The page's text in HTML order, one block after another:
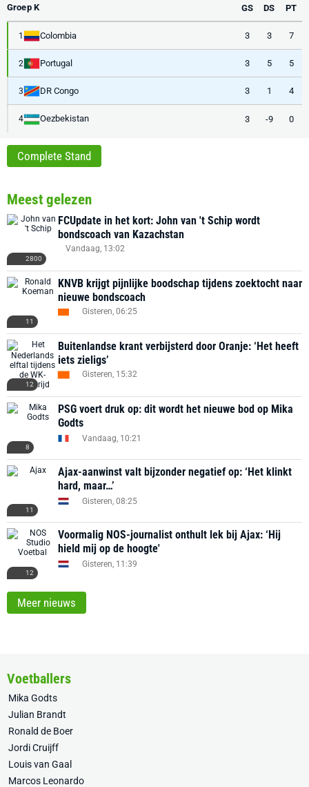
Groep K GS DS PT
1 Colombia 3 3 7
2 Portugal 3 5 5
3 DR Congo 3 1 4
4 Oezbekistan 3 -9 0
Complete Stand
Meest gelezen
2800
FCUpdate in het kort: John van 't Schip wordt
bondscoach van Kazachstan
Vandaag, 13:02
11
KNVB krijgt pijnlijke boodschap tijdens zoektocht naar
nieuwe bondscoach
Gisteren, 06:25
12
Buitenlandse krant verbijsterd door Oranje: ‘Het heeft
iets zieligs’
Gisteren, 15:32
8
PSG voert druk op: dit wordt het nieuwe bod op Mika
Godts
Vandaag, 10:21
11
Ajax-aanwinst valt bijzonder negatief op: ‘Het klinkt
hard, maar…’
Gisteren, 08:25
12
Voormalig NOS-journalist onthult lek bij Ajax: ‘Hij
hield mij op de hoogte'
Gisteren, 11:39
Meer nieuws
Voetballers
Mika Godts
Julian Brandt
Ronald de Boer
Jordi Cruijff
Louis van Gaal
Marcos Leonardo